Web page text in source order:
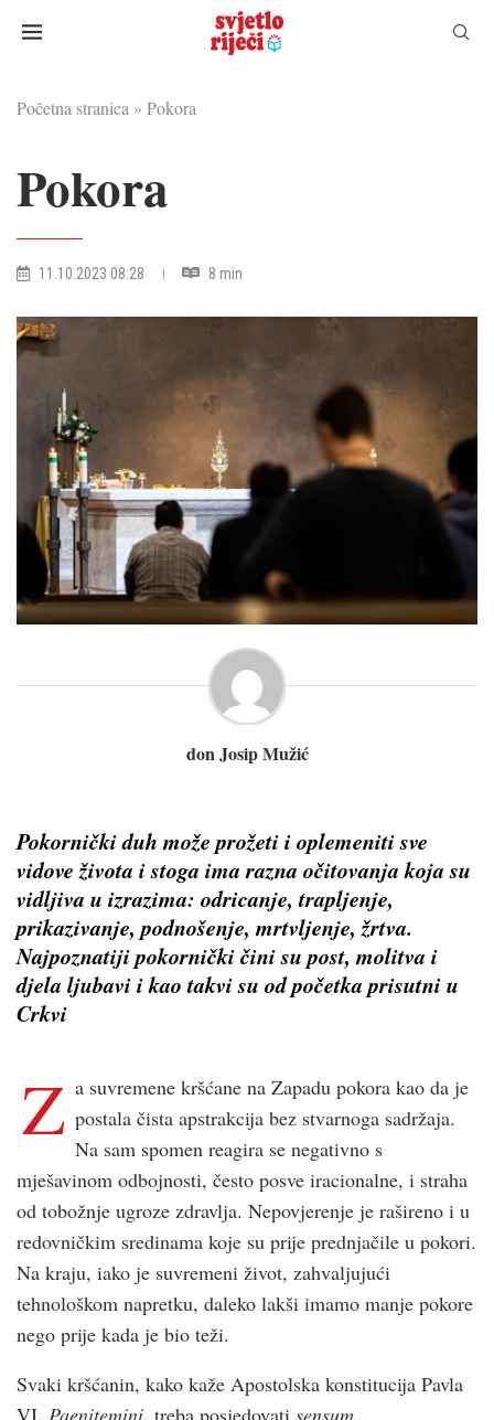
Početna stranica » Pokora
Pokora
11.10.2023 08:28 8 min
don Josip Mužić
Pokornički duh može prožeti i oplemeniti sve
vidove života i stoga ima razna očitovanja koja su
vidljiva u izrazima: odricanje, trapljenje,
prikazivanje, podnošenje, mrtvljenje, žrtva.
Najpoznatiji pokornički čini su post, molitva i
djela ljubavi i kao takvi su od početka prisutni u
Crkvi
Z a suvremene kršćane na Zapadu pokora kao da je
postala čista apstrakcija bez stvarnoga sadržaja.
Na sam spomen reagira se negativno s
mješavinom odbojnosti, često posve iracionalne, i straha
od tobožnje ugroze zdravlja. Nepovjerenje je rašireno i u
redovničkim sredinama koje su prije prednjačile u pokori.
Na kraju, iako je suvremeni život, zahvaljujući
tehnološkom napretku, daleko lakši imamo manje pokore
nego prije kada je bio teži.
Svaki kršćanin, kako kaže Apostolska konstitucija Pavla
VI. Paenitemini, treba posjedovati sensum